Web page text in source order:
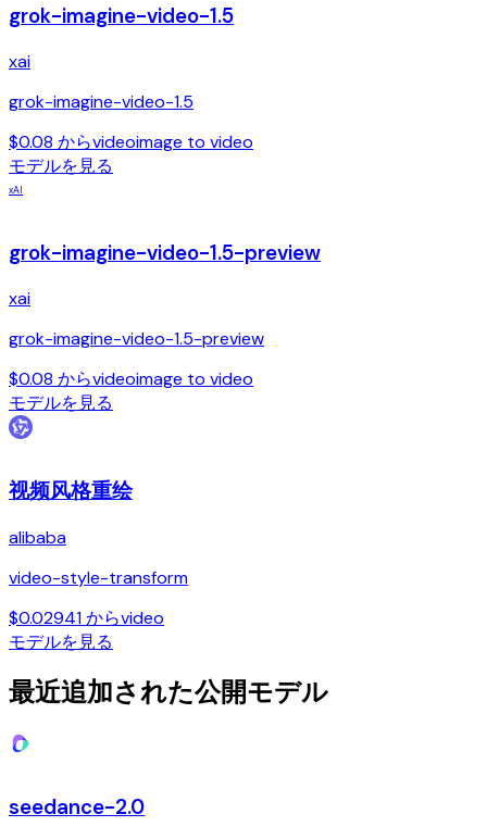
grok-imagine-video-1.5
xai
grok-imagine-video-1.5
$0.08 からvideoimage to video
モデルを見る
xAI
grok-imagine-video-1.5-preview
xai
grok-imagine-video-1.5-preview
$0.08 からvideoimage to video
モデルを見る
视频风格重绘
alibaba
video-style-transform
$0.02941 からvideo
モデルを見る
最近追加された公開モデル
seedance-2.0